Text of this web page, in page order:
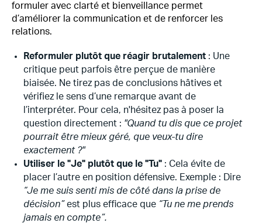
formuler avec clarté et bienveillance permet
d’améliorer la communication et de renforcer les
relations.
Reformuler plutôt que réagir brutalement : Une
critique peut parfois être perçue de manière
biaisée. Ne tirez pas de conclusions hâtives et
vérifiez le sens d’une remarque avant de
l’interpréter. Pour cela, n'hésitez pas à poser la
question directement : "Quand tu dis que ce projet
pourrait être mieux géré, que veux-tu dire
exactement ?"
Utiliser le "Je" plutôt que le "Tu" : Cela évite de
placer l’autre en position défensive. Exemple : Dire
“Je me suis senti mis de côté dans la prise de
décision” est plus efficace que “Tu ne me prends
jamais en compte”.